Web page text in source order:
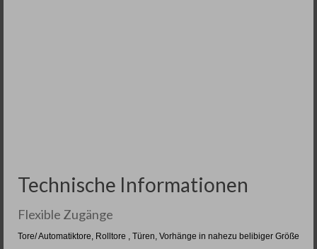
Technische Informationen
Flexible Zugänge
Tore/ Automatiktore, Rolltore , Türen, Vorhänge in nahezu belibiger Größe